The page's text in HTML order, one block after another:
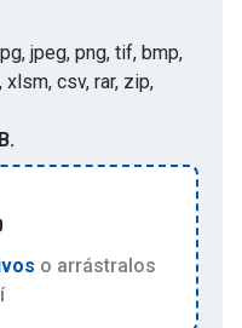
jpeg, png, tif, bmp,
csv, rar, zip,
o arrástralos